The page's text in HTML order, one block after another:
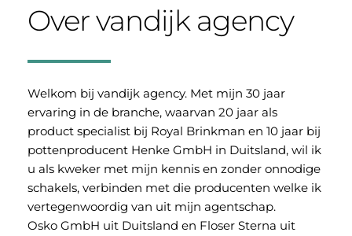
Over vandijk agency
Welkom bij vandijk agency. Met mijn 30 jaar
ervaring in de branche, waarvan 20 jaar als
product specialist bij Royal Brinkman en 10 jaar bij
pottenproducent Henke GmbH in Duitsland, wil ik
u als kweker met mijn kennis en zonder onnodige
schakels, verbinden met die producenten welke ik
vertegenwoordig van uit mijn agentschap.
Osko GmbH uit Duitsland en Floser Sterna uit